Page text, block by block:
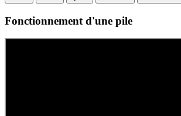
Fonctionnement d'une pile